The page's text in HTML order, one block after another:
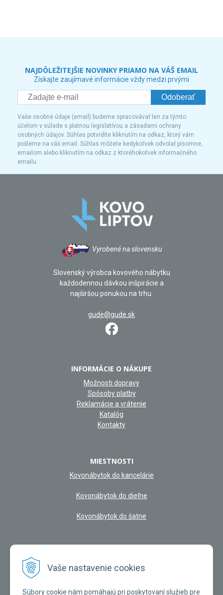
Vaše nastavenie cookies
Súbory cookie nám pomáhajú pri poskytovaní služieb pre
NAJDÔLEŽITEJŠIE NOVINKY PRIAMO NA VÁŠ EMAIL
Získajte zaujímavé informácie vždy medzi prvými
Odoberať
Vaše osobné údaje (email) budeme spracovávať len za týmto
účelom v súlade s platnou legislatívou a zásadami ochrany
osobných údajov. Súhlas potvrdíte kliknutím na odkaz, ktorý vám
pošleme na váš email. Súhlas môžete kedykoľvek odvolať písomne,
emailom alebo kliknutím na odkaz z ktoréhokoľvek informačného
emailu.
Vyrobené na slovensku
Slovenský výrobca kovového nábytku
každodennou dávkou inšpirácie a
najširšou ponukou na trhu.
gude@gude.sk
INFORMÁCIE O NÁKUPE
Možnosti dopravy
Spôsoby platby
Reklamácie a vrátenie
Katalóg
Kontakty
MIESTNOSTI
Kovonábytok do kancelárie
Kovonábytok do dieľne
Kovonábytok do šatne